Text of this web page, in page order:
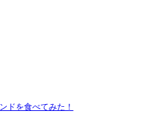
ドを食べてみた！